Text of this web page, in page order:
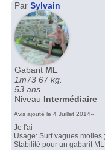
Par Sylvain
Gabarit ML
1m73 67 kg.
53 ans
Niveau Intermédiaire
Avis ajouté le 4 Juillet 2014--
Je l'ai
Usage: Surf vagues molles ;
Stabilité pour un gabarit